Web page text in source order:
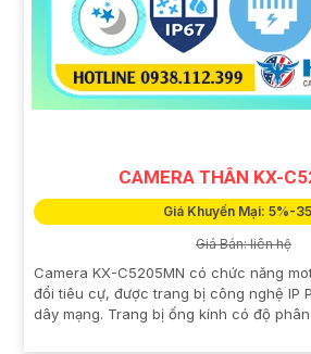
CAMERA THÂN KX-
Giá Khuyến Mại: 5%-
Giá Bán: liên hệ
Camera KX-C5205MN có chức năng
đổi tiêu cự, được trang bị công nghệ IP
dây mạng. Trang bị ống kính có độ